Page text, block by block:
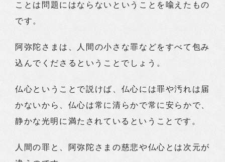
ことは問題にはならないということを喩えたもの
です。
阿弥陀さまは、人間の小さな罪などをすべて包み
込んでくださるということでしょう。
仏心ということで説けば、仏心には罪や汚れは届
かないから、仏心は常に清らかで常に安らかで、
静かな光明に満たされているということです。
人間の罪と、阿弥陀さまの慈悲や仏心とは次元が